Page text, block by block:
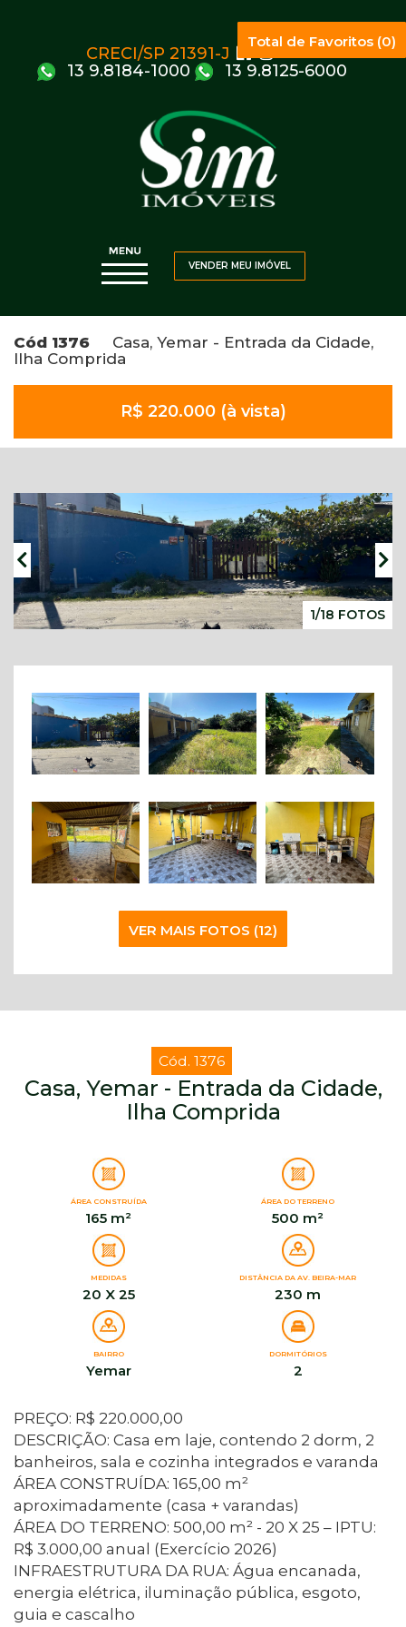
CRECI/SP 21391-J
13 9.8184-1000
13 9.8125-6000
Total de Favoritos (0)
VENDER MEU IMÓVEL
Cód 1376 Casa, Yemar - Entrada da Cidade,
Ilha Comprida
R$ 220.000 (à vista)
1/18 FOTOS
VER MAIS FOTOS (12)
Cód. 1376
Casa, Yemar - Entrada da Cidade,
Ilha Comprida
ÁREA CONSTRUÍDA
165 m²
ÁREA DO TERRENO
500 m²
MEDIDAS
20 X 25
DISTÂNCIA DA AV. BEIRA-MAR
230 m
BAIRRO
Yemar
DORMITÓRIOS
2
PREÇO: R$ 220.000,00
DESCRIÇÃO: Casa em laje, contendo 2 dorm, 2
banheiros, sala e cozinha integrados e varanda
ÁREA CONSTRUÍDA: 165,00 m²
aproximadamente (casa + varandas)
ÁREA DO TERRENO: 500,00 m² - 20 X 25 – IPTU:
R$ 3.000,00 anual (Exercício 2026)
INFRAESTRUTURA DA RUA: Água encanada,
energia elétrica, iluminação pública, esgoto,
guia e cascalho